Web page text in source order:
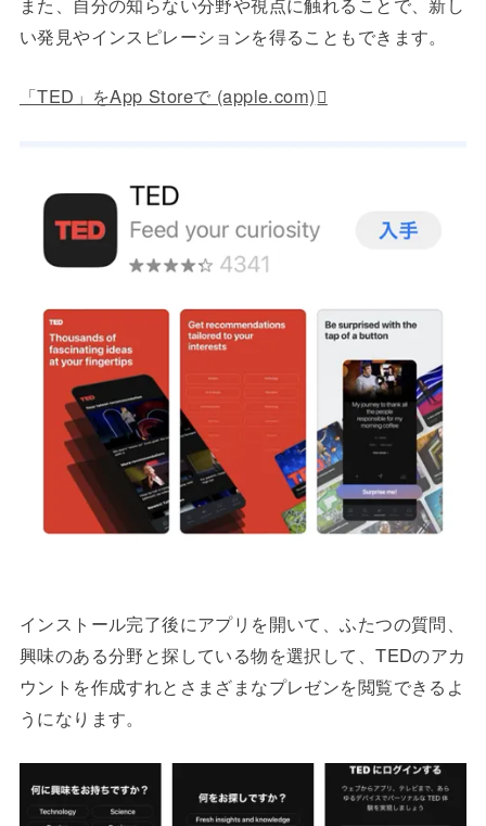
い発見やインスピレーションを得ることもできます。
「TED」をApp Storeで (apple.com)
インストール完了後にアプリを開いて、ふたつの質問、
興味のある分野と探している物を選択して、TEDのアカ
ウントを作成すれとさまざまなプレゼンを閲覧できるよ
うになります。